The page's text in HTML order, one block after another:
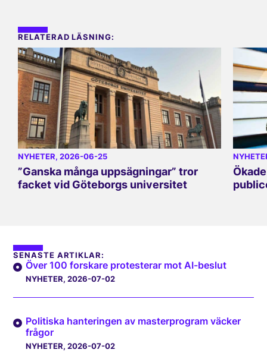
RELATERAD LÄSNING:
NYHETER, 2026-06-25
”Ganska många uppsägningar” tror
facket vid Göteborgs universitet
SENASTE ARTIKLAR:
Över 100 forskare protesterar mot AI-beslut
NYHETER, 2026-07-02
Politiska hanteringen av masterprogram väcker
frågor
NYHETER, 2026-07-02